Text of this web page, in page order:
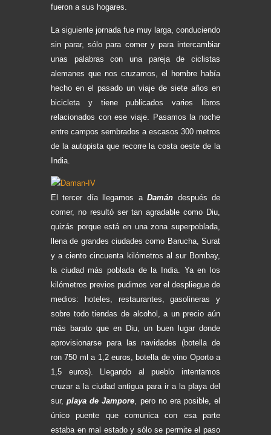
fueron a sus hogares.
La siguiente jornada fue muy larga, conduciendo
sin parar, sólo para comer y para intercambiar
unas palabras con una pareja de ciclistas
alemanes que nos cruzamos, el hombre había
hecho en el pasado un viaje de siete años en
bicicleta y tiene publicados varios libros
relacionados con ese viaje. Pasamos la noche
entre campos sembrados a escasos 300 metros
de la autopista que recorre la costa oeste de la
India.
El tercer día llegamos aDamán después de
comer, no resultó ser tan agradable como Diu,
quizás porque está en una zona superpoblada,
llena de grandes ciudades como Barucha, Surat
y a ciento cincuenta kilómetros al sur Bombay,
la ciudad más poblada de la India. Ya en los
kilómetros previos pudimos ver el despliegue de
medios: hoteles, restaurantes, gasolineras y
sobre todo tiendas de alcohol, a un precio aún
más barato que en Diu, un buen lugar donde
aprovisionarse para las navidades (botella de
ron 750 ml a 1,2 euros, botella de vino Oporto a
1,5 euros). Llegando al pueblo intentamos
cruzar a la ciudad antigua para ir a la playa del
sur,playa de Jampore , pero no era posible, el
único puente que comunica con esa parte
estaba en mal estado y sólo se permite el paso